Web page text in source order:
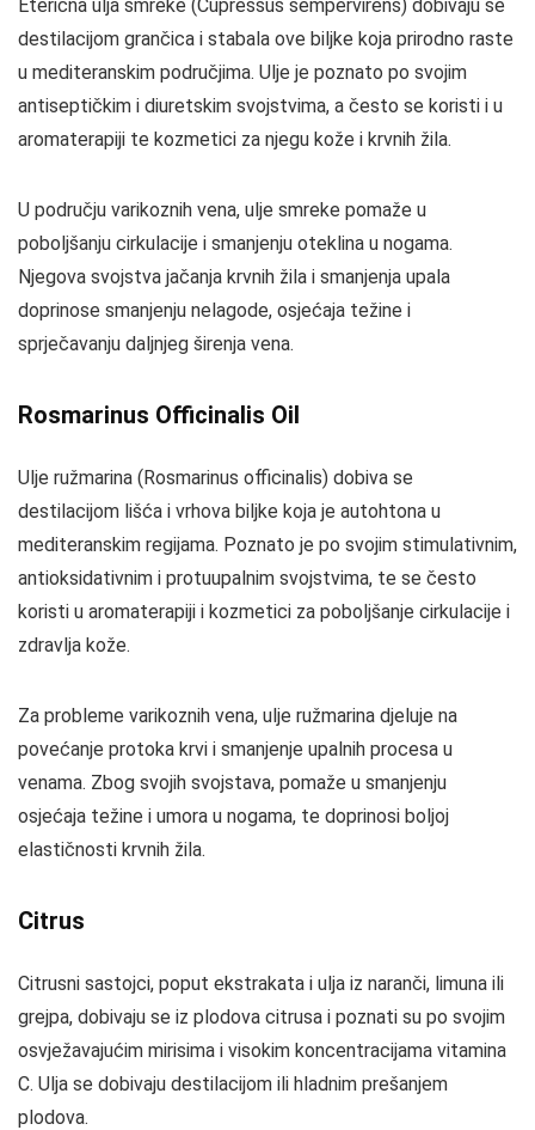
Eterična ulja smreke (Cupressus sempervirens) dobivaju se
destilacijom grančica i stabala ove biljke koja prirodno raste
u mediteranskim područjima. Ulje je poznato po svojim
antiseptičkim i diuretskim svojstvima, a često se koristi i u
aromaterapiji te kozmetici za njegu kože i krvnih žila.
U području varikoznih vena, ulje smreke pomaže u
poboljšanju cirkulacije i smanjenju oteklina u nogama.
Njegova svojstva jačanja krvnih žila i smanjenja upala
doprinose smanjenju nelagode, osjećaja težine i
sprječavanju daljnjeg širenja vena.
Rosmarinus Officinalis Oil
Ulje ružmarina (Rosmarinus officinalis) dobiva se
destilacijom lišća i vrhova biljke koja je autohtona u
mediteranskim regijama. Poznato je po svojim stimulativnim,
antioksidativnim i protuupalnim svojstvima, te se često
koristi u aromaterapiji i kozmetici za poboljšanje cirkulacije i
zdravlja kože.
Za probleme varikoznih vena, ulje ružmarina djeluje na
povećanje protoka krvi i smanjenje upalnih procesa u
venama. Zbog svojih svojstava, pomaže u smanjenju
osjećaja težine i umora u nogama, te doprinosi boljoj
elastičnosti krvnih žila.
Citrus
Citrusni sastojci, poput ekstrakata i ulja iz naranči, limuna ili
grejpa, dobivaju se iz plodova citrusa i poznati su po svojim
osvježavajućim mirisima i visokim koncentracijama vitamina
C. Ulja se dobivaju destilacijom ili hladnim prešanjem
plodova.